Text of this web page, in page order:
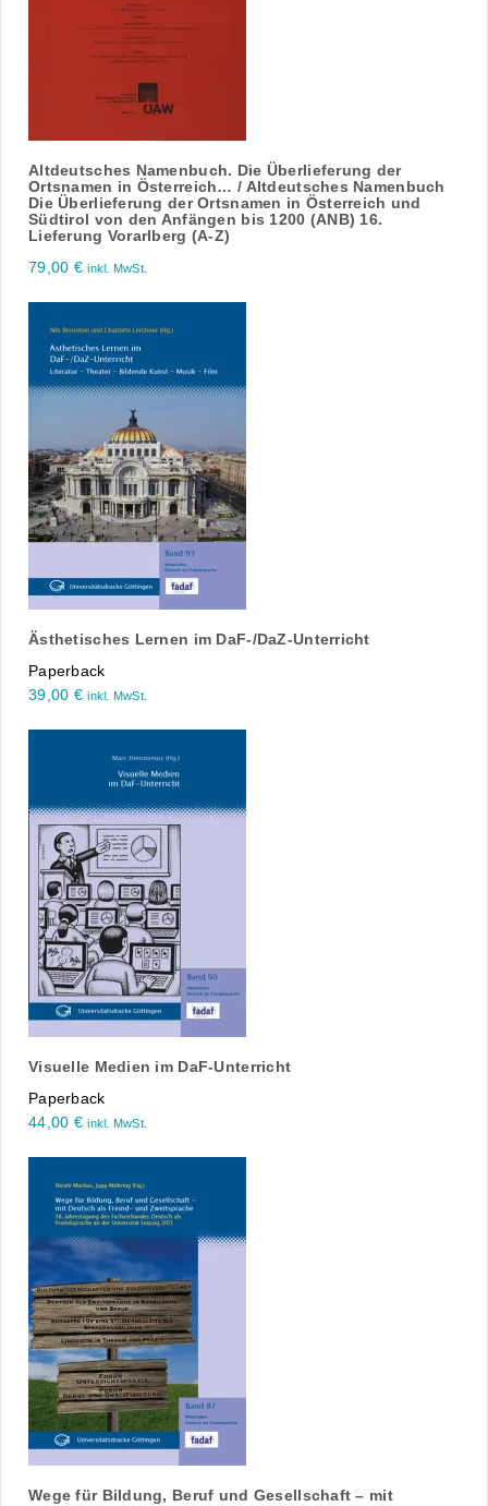
Altdeutsches Namenbuch. Die Überlieferung der
Ortsnamen in Österreich… / Altdeutsches Namenbuch
Die Überlieferung der Ortsnamen in Österreich und
Südtirol von den Anfängen bis 1200 (ANB) 16.
Lieferung Vorarlberg (A-Z)
79,00 € inkl. MwSt.
Ästhetisches Lernen im DaF-/DaZ-Unterricht
Paperback
39,00 € inkl. MwSt.
Visuelle Medien im DaF-Unterricht
Paperback
44,00 € inkl. MwSt.
Wege für Bildung, Beruf und Gesellschaft – mit